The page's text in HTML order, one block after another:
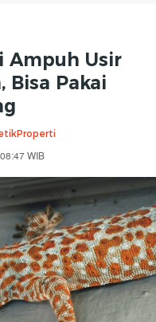
Ampuh Usir
Bisa Pakai
WIB